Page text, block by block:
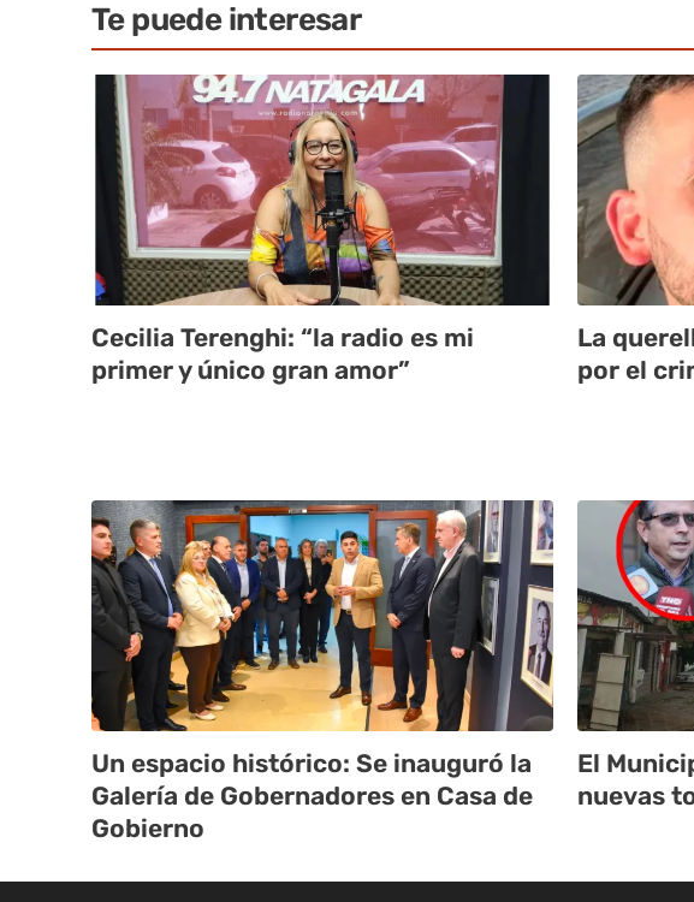
Te puede interesar
Cecilia Terenghi: “la radio es mi
primer y único gran amor”
La
por el
Un espacio histórico: Se inauguró la
Galería de Gobernadores en Casa de
Gobierno
El
nuevas